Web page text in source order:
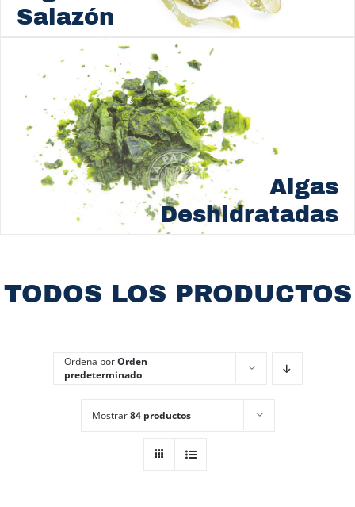
Salazón
Algas
Deshidratadas
TODOS LOS PRODUCTOS
Ordena porOrden
predeterminado
Mostrar84 productos